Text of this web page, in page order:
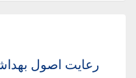
رعایت اصول